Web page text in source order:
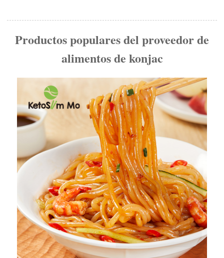
Productos populares del proveedor de
alimentos de konjac